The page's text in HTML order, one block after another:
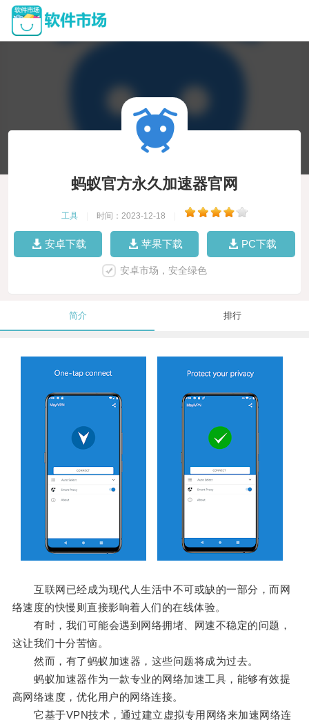
蚂蚁官方永久加速器官网
工具 时间：2023-12-18
安卓下载 苹果下载 PC下载
安卓市场，安全绿色
简介 排行
互联网已经成为现代人生活中不可或缺的一部分，而网
络速度的快慢则直接影响着人们的在线体验。
有时，我们可能会遇到网络拥堵、网速不稳定的问题，
这让我们十分苦恼。
然而，有了蚂蚁加速器，这些问题将成为过去。
蚂蚁加速器作为一款专业的网络加速工具，能够有效提
高网络速度，优化用户的网络连接。
它基于VPN技术，通过建立虚拟专用网络来加速网络连